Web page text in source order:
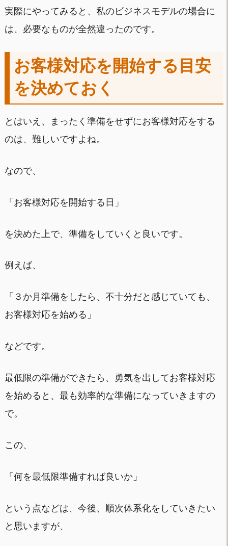
実際にやってみると、私のビジネスモデルの場合に
は、必要なものが全然違ったのです。
お客様対応を開始する目安
を決めておく
とはいえ、まったく準備をせずにお客様対応をする
のは、難しいですよね。
なので、
「お客様対応を開始する日」
を決めた上で、準備をしていくと良いです。
例えば、
「３か月準備をしたら、不十分だと感じていても、
お客様対応を始める」
などです。
最低限の準備ができたら、勇気を出してお客様対応
を始めると、最も効率的な準備になっていきますの
で。
この、
「何を最低限準備すれば良いか」
という点などは、今後、順次体系化をしていきたい
と思いますが、